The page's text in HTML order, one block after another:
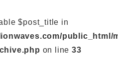
$post_title in
public_html/
on line33